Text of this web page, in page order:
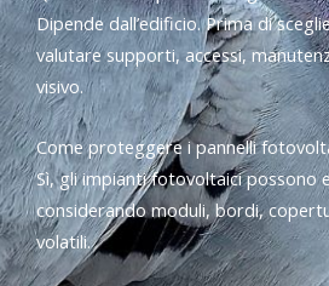
Dipende dall’edificio. Prima di
valutare supporti, accessi,
visivo.
Come proteggere i pannelli
Sì, gli impianti fotovoltaici possono
considerando moduli, bordi,
volatili.